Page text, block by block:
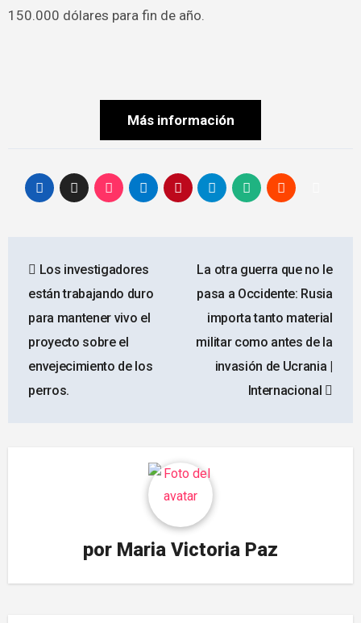
150.000 dólares para fin de año.
Más información
de
entradas
Los investigadores
están trabajando duro
para mantener vivo el
proyecto sobre el
envejecimiento de los
perros.
La otra guerra que no le
pasa a Occidente: Rusia
importa tanto material
militar como antes de la
invasión de Ucrania |
Internacional
por Maria Victoria Paz